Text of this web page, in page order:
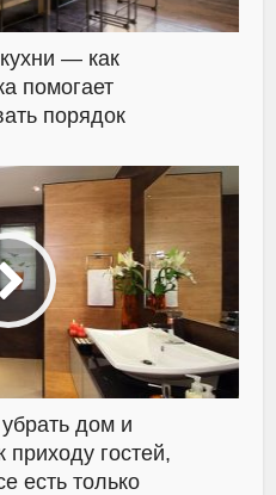
— как
помогает
порядок
дом и
приходу гостей,
есть только